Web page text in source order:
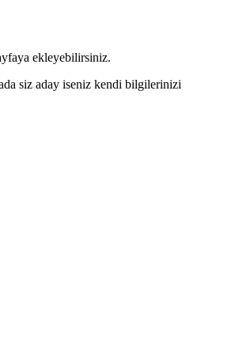
ekleyebilirsiniz.
siz aday iseniz kendi bilgilerinizi